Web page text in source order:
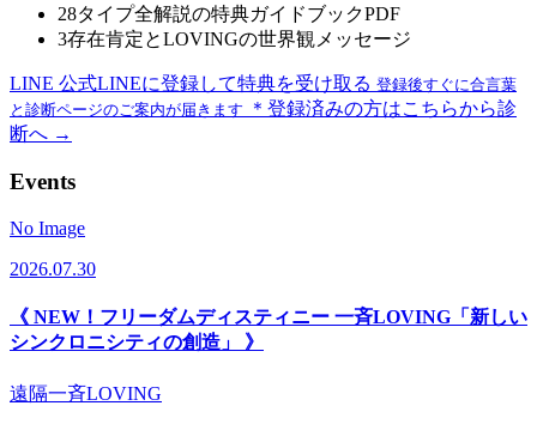
28タイプ全解説の特典ガイドブックPDF
3存在肯定とLOVINGの世界観メッセージ
LINE 公式LINEに登録して特典を受け取る 登録後すぐに合言葉
と診断ページのご案内が届きます
＊登録済みの方はこちらから診
断へ →
Events
No Image
2026.07.30
《 NEW！フリーダムディスティニー 一斉LOVING「新しい
シンクロニシティの創造」 》
遠隔一斉LOVING